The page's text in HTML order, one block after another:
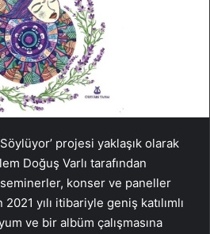
Söylüyor’ projesi yaklaşık olarak
Doğuş Varlı tarafından
konser ve paneller
yılı itibariyle geniş katılımlı
ve bir albüm çalışmasına